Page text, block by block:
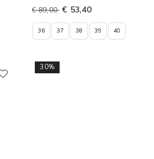
€ 89,00 € 53,40
36 37 38 39 40
30%